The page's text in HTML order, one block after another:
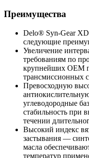
Преимущества
Delo® Syn-Gear
следующие
Увеличение
требованиям по
крупнейших ОЕМ
трансмиссионных
Превосходную
углеводородные
стабильность при
течении
Высокий индекс
застывания —
масла
температур